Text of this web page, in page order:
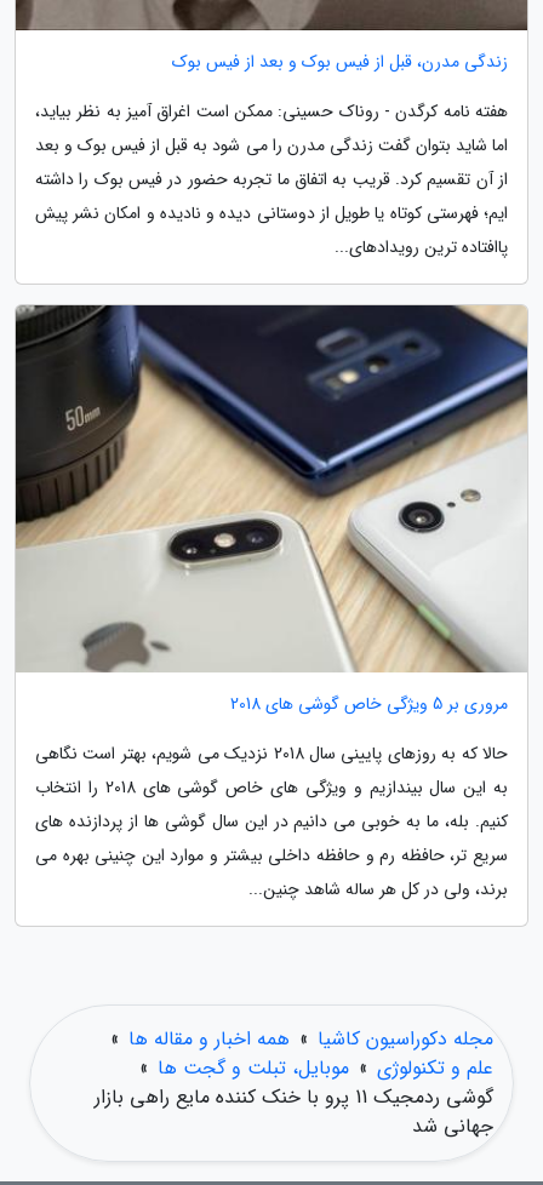
زندگی مدرن، قبل از فیس بوک و بعد از فیس بوک
هفته نامه کرگدن - روناک حسینی: ممکن است اغراق آمیز به نظر بیاید،
اما شاید بتوان گفت زندگی مدرن را می شود به قبل از فیس بوک و بعد
از آن تقسیم کرد. قریب به اتفاق ما تجربه حضور در فیس بوک را داشته
ایم؛ فهرستی کوتاه یا طویل از دوستانی دیده و نادیده و امکان نشر پیش
پاافتاده ترین رویدادهای...
مروری بر 5 ویژگی خاص گوشی های 2018
حالا که به روزهای پایینی سال 2018 نزدیک می شویم، بهتر است نگاهی
به این سال بیندازیم و ویژگی های خاص گوشی های 2018 را انتخاب
کنیم. بله، ما به خوبی می دانیم در این سال گوشی ها از پردازنده های
سریع تر، حافظه رم و حافظه داخلی بیشتر و موارد این چنینی بهره می
برند، ولی در کل هر ساله شاهد چنین...
مجله دکوراسیون کاشیا » همه اخبار و مقاله ها »
علم و تکنولوژی » موبایل، تبلت و گجت ها »
گوشی ردمجیک 11 پرو با خنک کننده مایع راهی بازار
جهانی شد